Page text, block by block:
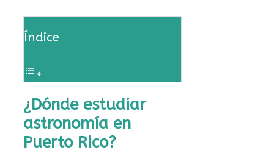
Índice
¿Dónde estudiar
astronomía en
Puerto Rico?